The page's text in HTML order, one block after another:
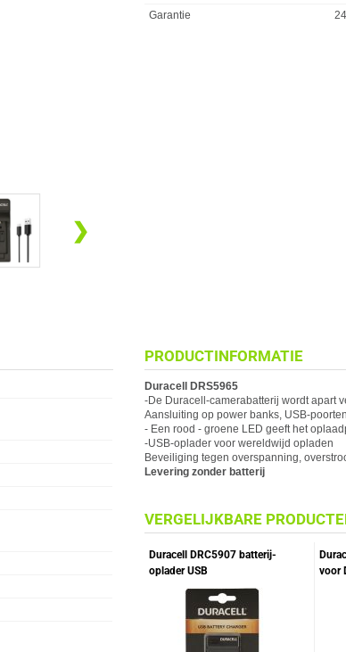
❯
Garantie
PRODUCTINFORMATIE
Duracell
DRS5965
-De Duracell -camerabatterij wordt apart
Aansluiting op power banks, USB-
- Een rood - groene LED geeft het
-USB-oplader voor wereldwijd opladen
Beveiliging tegen overspanning,
Levering zonder batterij
VERGELIJKBARE
Duracell DRC5907 batterij-
oplader USB
voor